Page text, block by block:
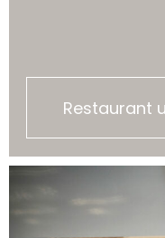
Restaurant